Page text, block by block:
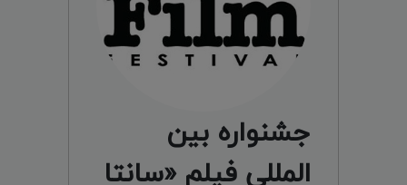
جشنواره بین
المللی فیلم «سانتا